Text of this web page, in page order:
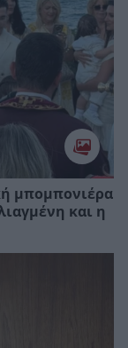
μπομπονιέρα
και η